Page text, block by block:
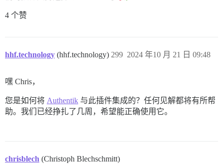
4 个赞
hhf.technology (hhf.technology) 2024 年10 月 21 日 09:48
299
嘿 Chris，
您是如何将 Authentik 与此插件集成的？任何见解都将有所帮
助。我们已经挣扎了几周，希望能正确使用它。
chrisblech (Christoph Blechschmitt)